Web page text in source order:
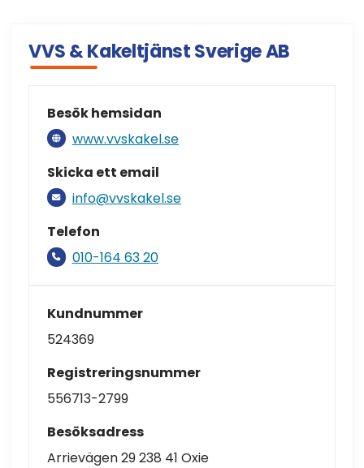
VVS & Kakeltjänst Sverige AB
Besök hemsidan
www.vvskakel.se
Skicka ett email
info@vvskakel.se
Telefon
010-164 63 20
Kundnummer
524369
Registreringsnummer
556713-2799
Besöksadress
Arrievägen 29 238 41 Oxie